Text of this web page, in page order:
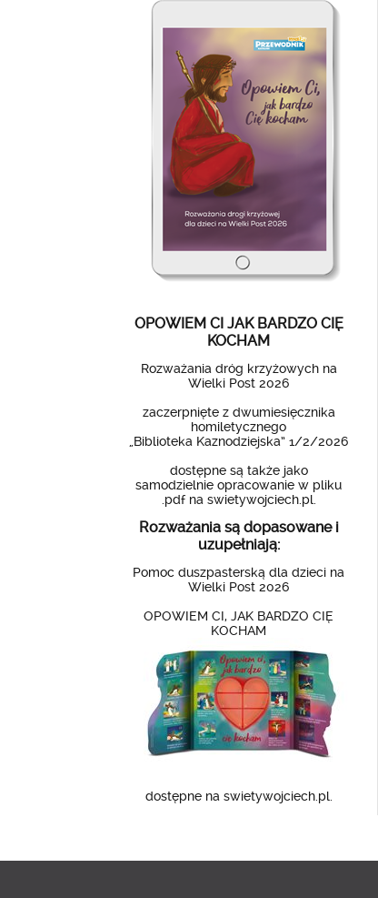
OPOWIEM CI JAK BARDZO CIĘ
KOCHAM
Rozważania dróg krzyżowych na
Wielki Post 2026
zaczerpnięte z dwumiesięcznika
homiletycznego
„Biblioteka Kaznodziejska” 1/2/2026
dostępne są także jako
samodzielnie opracowanie w pliku
.pdf na swietywojciech.pl.
Rozważania są dopasowane i
uzupełniają:
Pomoc duszpasterską dla dzieci na
Wielki Post 2026
OPOWIEM CI, JAK BARDZO CIĘ
KOCHAM
dostępne na swietywojciech.pl.